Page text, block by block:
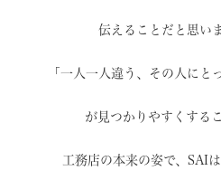
伝えることだと思いま
「一人一人違う、その人にと
が見つかりやすくする
工務店の本来の姿で、 SAI